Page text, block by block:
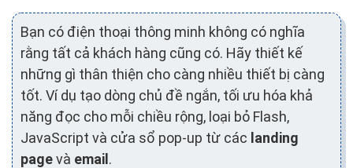
Bạn có điện thoại thông minh không có nghĩa
rằng tất cả khách hàng cũng có. Hãy thiết kế
những gì thân thiện cho càng nhiều thiết bị càng
tốt. Ví dụ tạo dòng chủ đề ngắn, tối ưu hóa khả
năng đọc cho mỗi chiều rộng, loại bỏ Flash,
JavaScript và cửa sổ pop-up từ các landing
pagevà email.